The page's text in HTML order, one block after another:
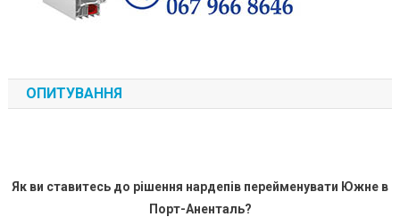
ОПИТУВАННЯ
Як ви ставитесь до рішення нардепів перейменувати Южне в
Порт-Аненталь?